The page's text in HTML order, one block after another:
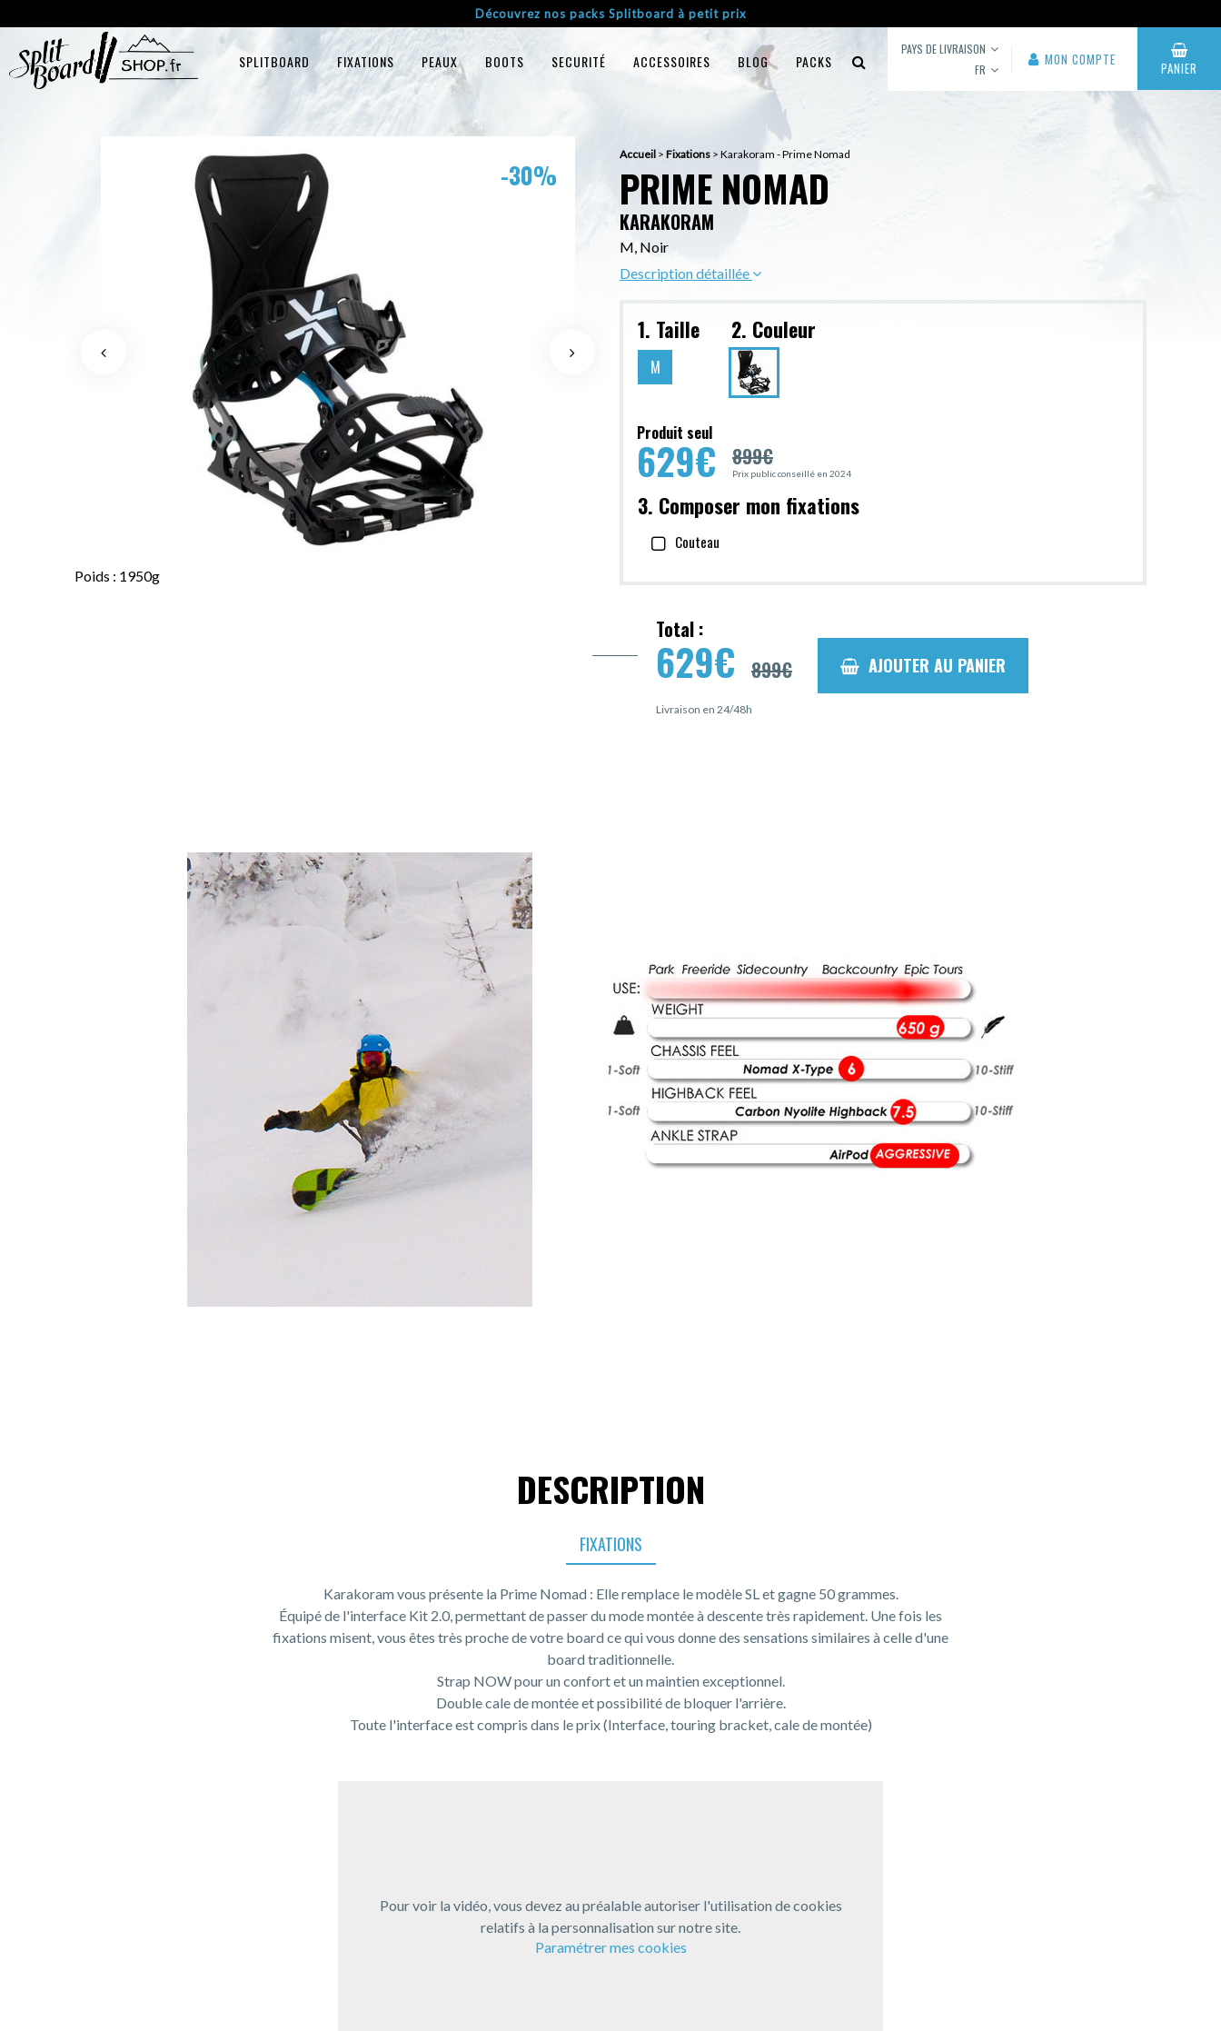
Découvrez nos packs Splitboard à petit prix
SPLITBOARD FIXATIONS PEAUX BOOTS SECURITÉ ACCESSOIRES BLOG PACKS
PAYS DE LIVRAISON
FR
MON COMPTE PANIER
-30%
Poids : 1950g
Accueil > Fixations > Karakoram - Prime Nomad
PRIME NOMAD
KARAKORAM
M, Noir
Description détaillée
1. Taille
M
2. Couleur
Produit seul
629€ 899€
Prix public conseillé en 2024
3. Composer mon fixations
Couteau
Total :
629€ 899€ AJOUTER AU PANIER
Livraison en 24/48h
DESCRIPTION
FIXATIONS
Karakoram vous présente la Prime Nomad : Elle remplace le modèle SL et gagne 50 grammes.
Équipé de l'interface Kit 2.0, permettant de passer du mode montée à descente très rapidement. Une fois les
fixations misent, vous êtes très proche de votre board ce qui vous donne des sensations similaires à celle d'une
board traditionnelle.
Strap NOW pour un confort et un maintien exceptionnel.
Double cale de montée et possibilité de bloquer l'arrière.
Toute l'interface est compris dans le prix (Interface, touring bracket, cale de montée)
Pour voir la vidéo, vous devez au préalable autoriser l'utilisation de cookies
relatifs à la personnalisation sur notre site.
Paramétrer mes cookies